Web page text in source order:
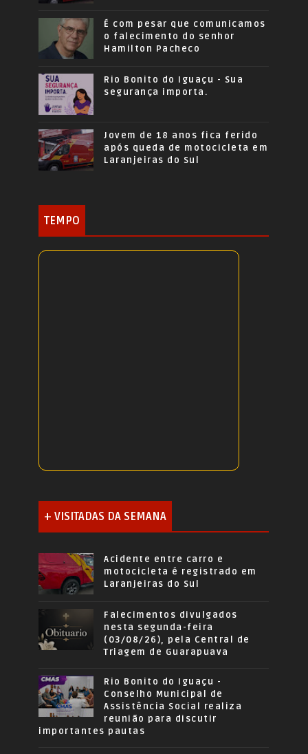
É com pesar que comunicamos
o falecimento do senhor
Hamilton Pacheco
Rio Bonito do Iguaçu - Sua
segurança importa.
Jovem de 18 anos fica ferido
após queda de motocicleta em
Laranjeiras do Sul
TEMPO
+ VISITADAS DA SEMANA
Acidente entre carro e
motocicleta é registrado em
Laranjeiras do Sul
Falecimentos divulgados
nesta segunda-feira
(03/08/26), pela Central de
Triagem de Guarapuava
Rio Bonito do Iguaçu -
Conselho Municipal de
Assistência Social realiza
reunião para discutir
importantes pautas